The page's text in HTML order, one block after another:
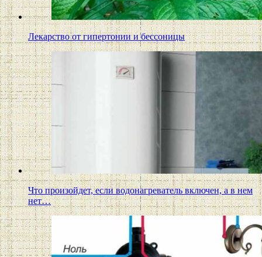
Лекарство от гипертонии и бессоницы
Что произойдет, если водонагреватель включен, а в нем
нет…